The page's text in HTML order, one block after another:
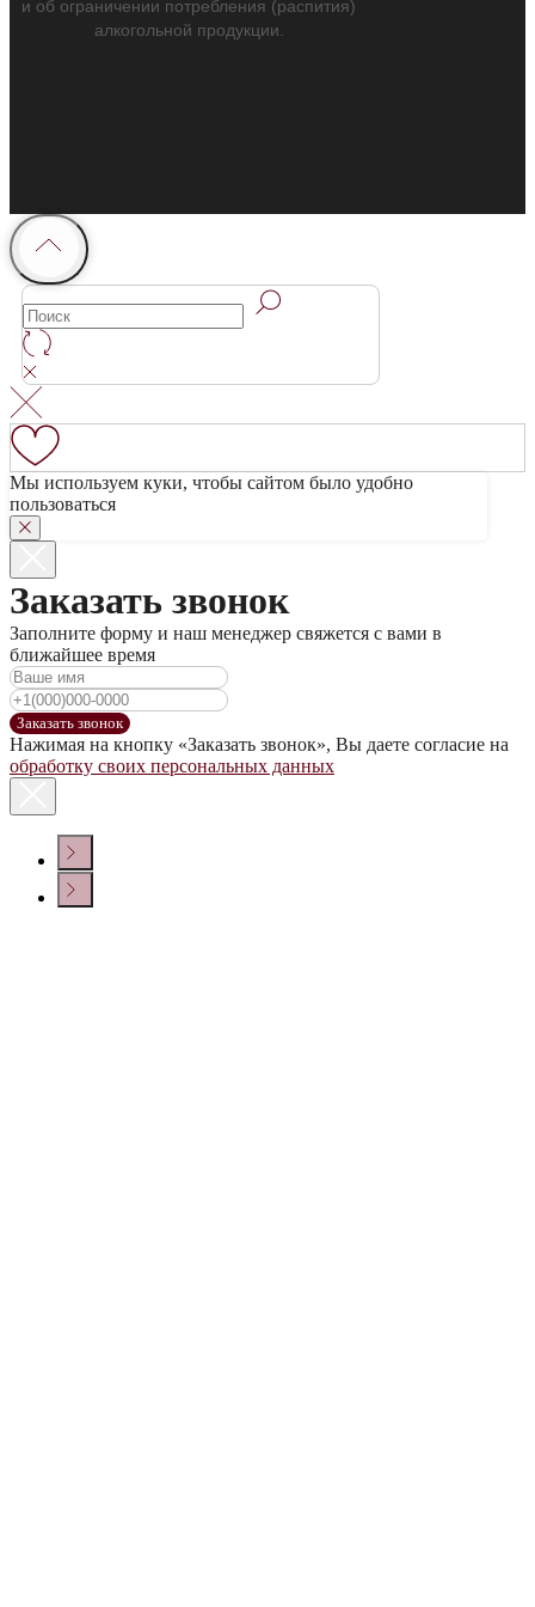
и об ограничении потребления (распития)
алкогольной продукции.
Мы используем куки, чтобы сайтом было удобно
пользоваться
Заказать звонок
Заполните форму и наш менеджер свяжется с вами в
ближайшее время
Заказать звонок
Нажимая на кнопку «Заказать звонок», Вы даете согласие на
обработку своих персональных данных